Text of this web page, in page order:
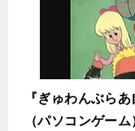
『ぎゅわんぶら
（パソコンゲーム